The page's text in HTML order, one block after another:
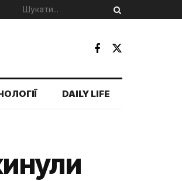
DAILY LIFE